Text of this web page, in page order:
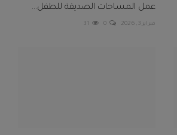
عمل المساحات الصديقة للطفل...
فبراير 3, 2026 0
31